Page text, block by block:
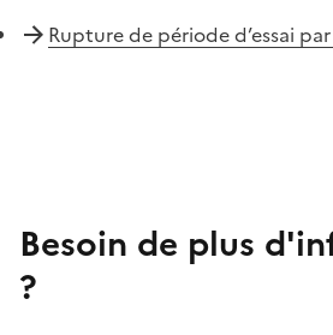
Rupture de période d’essai
Besoin de plus
?